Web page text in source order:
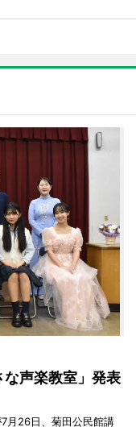
声楽教室」発表
7月26日、菊田公民館講